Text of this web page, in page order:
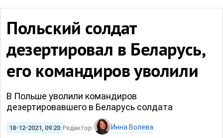
Польский солдат
дезертировал в Беларусь,
его командиров уволили
В Польше уволили командиров
дезертировавшего в Беларусь солдата
18-12-2021, 09:20 Редактор: Инна Волева